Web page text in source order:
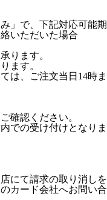
」で、下記対応可能期
いただいた場合
ります。
ます。
は、ご注文当日14時ま
確認ください。
内での受け付けとなりま
にて請求の取り消しを
カード会社へお問い合